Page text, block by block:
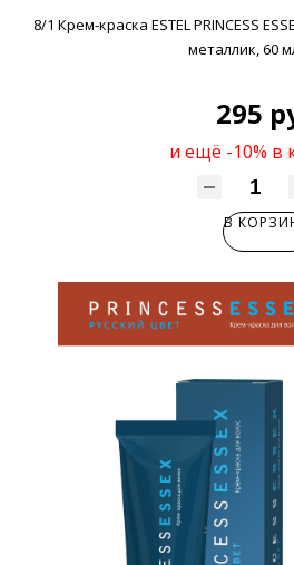
8/1 Крем-краска ESTEL PRINCESS
металлик, 60
295
и ещё -10% в
В